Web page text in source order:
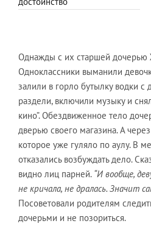
Однажды с их старшей дочерью
Одноклассники выманили
залили в горло бутылку водки
раздели, включили музыку и
кино”. Обездвиженное тело
дверью своего магазина. А
которое уже гуляло по аулу. В
отказались возбуждать дело.
видно лиц парней. “И вообще,
не кричала, не дралась. Значит
Посоветовали родителям
дочерьми и не позориться.